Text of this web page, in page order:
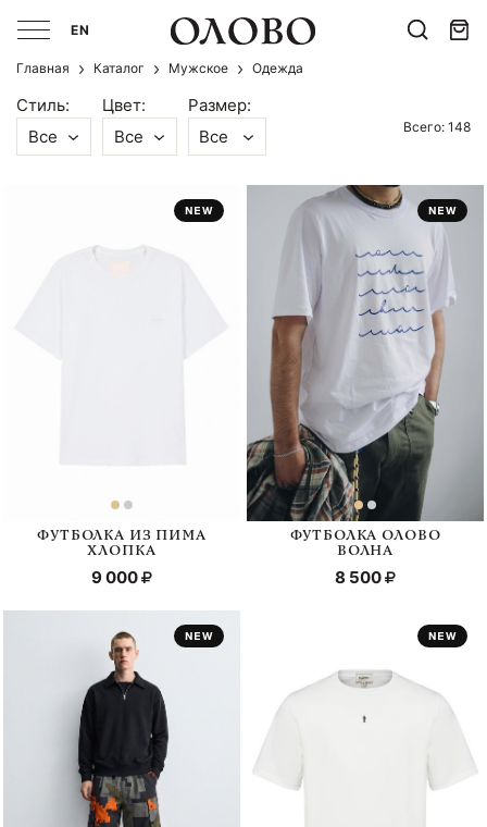
EN
Главная Каталог Мужcкое Одежда
Стиль:
Все
Цвет:
Все
Размер:
Все
Всего: 148
ФУТБОЛКА ИЗ ПИМА
ХЛОПКА
9 000
ФУТБОЛКА ОЛОВО
ВОЛНА
8 500